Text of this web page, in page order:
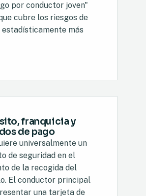
por conductor joven"
cubre los riesgos de
estadísticamente más
franquicia y
de pago
universalmente un
de seguridad en el
de la recogida del
El conductor principal
una tarjeta de